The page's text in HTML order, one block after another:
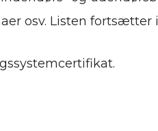
osv. Listen fortsætter